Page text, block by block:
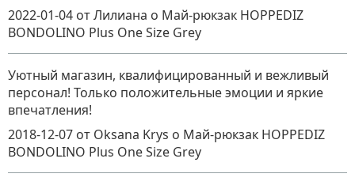
2022-01-04 от Лилиана о Май-рюкзак HOPPEDIZ
BONDOLINO Plus One Size Grey
Уютный магазин, квалифицированный и вежливый
персонал! Только положительные эмоции и яркие
впечатления!
2018-12-07 от Oksana Krys о Май-рюкзак HOPPEDIZ
BONDOLINO Plus One Size Grey